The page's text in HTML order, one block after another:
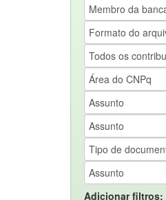
Adicionar filtros: